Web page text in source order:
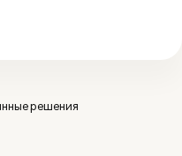
решения